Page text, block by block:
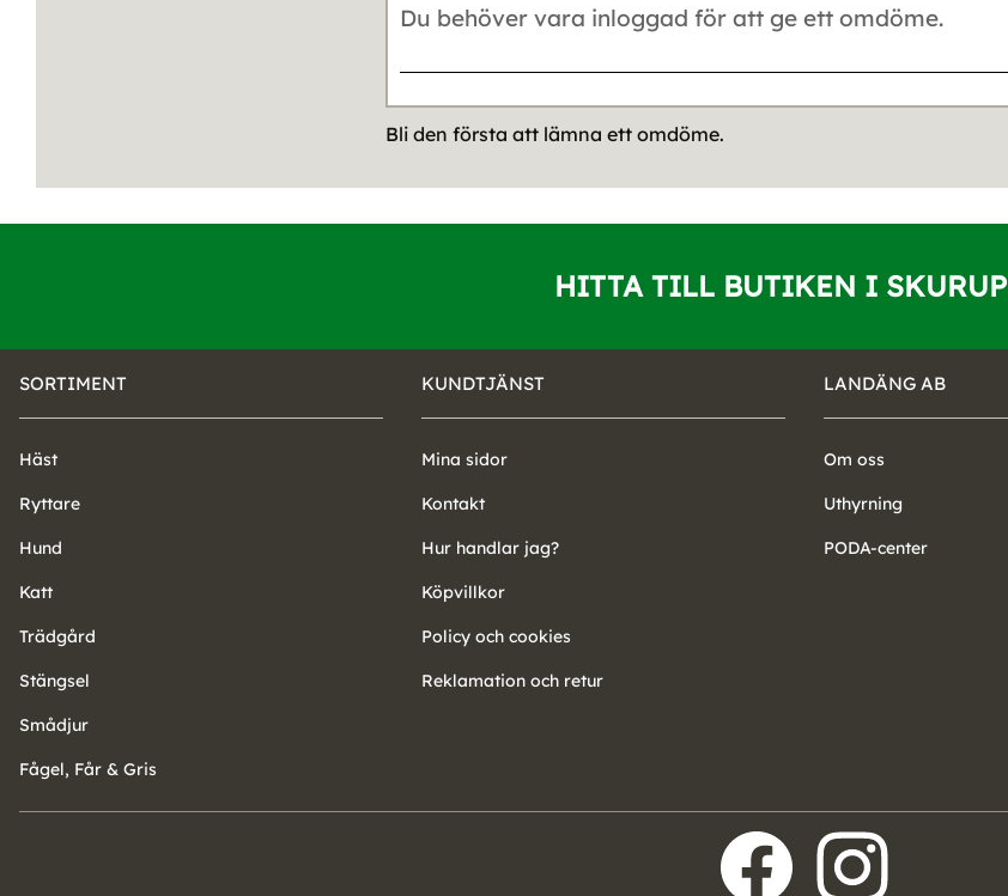
Bli den första att lämna ett omdöme.
HITTA TILL BUTIKEN I SKURUP
SORTIMENT
Häst
Ryttare
Hund
Katt
Trädgård
Stängsel
Smådjur
Fågel, Får & Gris
KUNDTJÄNST
Mina sidor
Kontakt
Hur handlar jag?
Köpvillkor
Policy och cookies
Reklamation och retur
LANDÄNG AB
Om oss
Uthyrning
PODA-center